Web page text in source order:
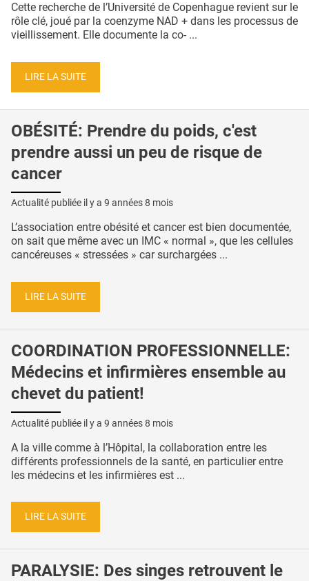
Cette recherche de l’Université de Copenhague revient sur le
rôle clé, joué par la coenzyme NAD + dans les processus de
vieillissement. Elle documente la co- ...
LIRE LA SUITE
OBÉSITÉ: Prendre du poids, c'est
prendre aussi un peu de risque de
cancer
Actualité publiée il y a 9 années 8 mois
L’association entre obésité et cancer est bien documentée,
on sait que même avec un IMC « normal », que les cellules
cancéreuses « stressées » car surchargées ...
LIRE LA SUITE
COORDINATION PROFESSIONNELLE:
Médecins et infirmières ensemble au
chevet du patient!
Actualité publiée il y a 9 années 8 mois
A la ville comme à l’Hôpital, la collaboration entre les
différents professionnels de la santé, en particulier entre
les médecins et les infirmières est ...
LIRE LA SUITE
PARALYSIE: Des singes retrouvent le